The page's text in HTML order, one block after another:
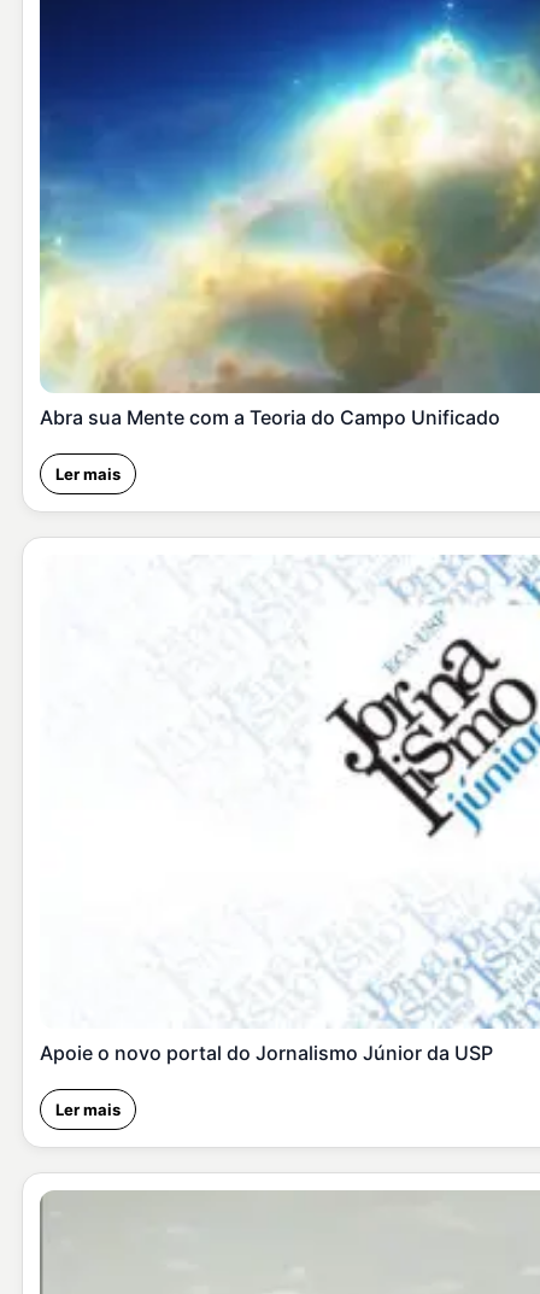
Abra sua Mente com a Teoria do Campo Unificado
Ler mais
Apoie o novo portal do Jornalismo Júnior da USP
Ler mais